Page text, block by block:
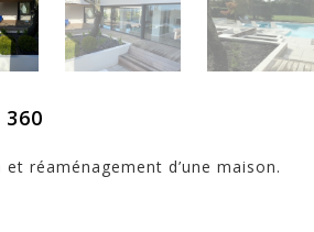
et réaménagement d’une maison.